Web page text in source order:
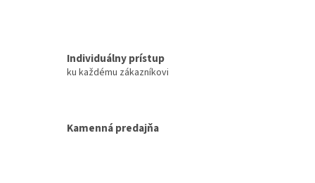
Individuálny prístup
ku každému zákazníkovi
Kamenná predajňa